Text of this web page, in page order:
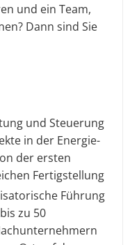
und ein Team,
Dann sind Sie
und Steuerung
in der Energie-
der ersten
Fertigstellung
Führung
zu 50